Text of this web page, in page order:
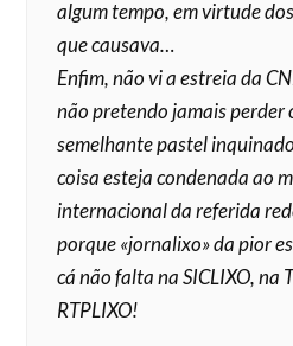
algum tempo, em virtude
que causava…
Enfim, não vi a estreia da
não pretendo jamais perder
semelhante pastel
coisa esteja condenada ao
internacional da referida
porque «jornalixo» da pior
cá não falta na SICLIXO, na
RTPLIXO!